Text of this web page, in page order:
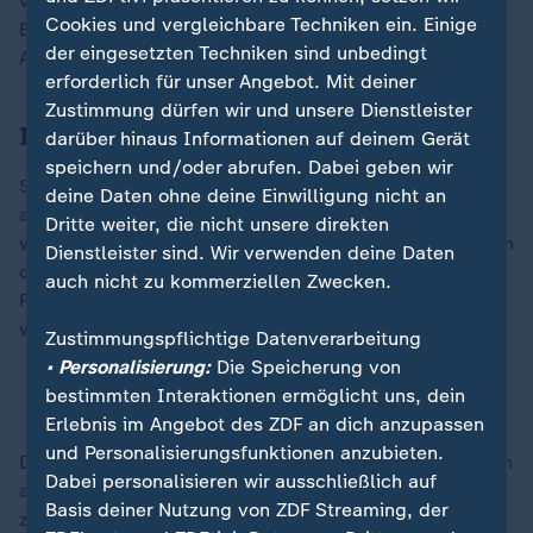
Entschuldigung, keinen Trost von der Regierung, keine
Anerkennung, dass wir eine Krise haben."
Internet zeitweise abgeschaltet
Schon zu Beginn der Wahlen war das Internet
abgeschaltet worden und wurde erst Mittwochmittag
wieder freigegeben. Mobilfunkbesitzer erhielten jedoch
die Warnung, dass sie im Fall einer Verbreitung von
Fotos, die Panik verbreiten könnten, mit einer Anklage
wegen Hochverrat rechnen müssen.
Mehr zur Lage im Land vor den Wahlen
Dass Informationen nun wieder fließen, geht wohl auch
auf Druck von ostafrikanischen Nachbarstaaten
zurück. Weil von der Abschaltung des Internets auch
Cookies und vergleichbare Techniken ein. Einige
der eingesetzten Techniken sind unbedingt
erforderlich für unser Angebot. Mit deiner
Zustimmung dürfen wir und unsere Dienstleister
darüber hinaus Informationen auf deinem Gerät
speichern und/oder abrufen. Dabei geben wir
deine Daten ohne deine Einwilligung nicht an
Dritte weiter, die nicht unsere direkten
Dienstleister sind. Wir verwenden deine Daten
auch nicht zu kommerziellen Zwecken.
Zustimmungspflichtige Datenverarbeitung
• Personalisierung:Die Speicherung von
bestimmten Interaktionen ermöglicht uns, dein
Erlebnis im Angebot des ZDF an dich anzupassen
und Personalisierungsfunktionen anzubieten.
Dabei personalisieren wir ausschließlich auf
Basis deiner Nutzung von ZDF Streaming, der